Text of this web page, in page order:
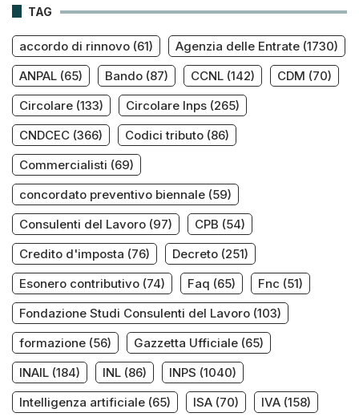
TAG
accordo di rinnovo (61) Agenzia delle Entrate (1730)
ANPAL (65) Bando (87) CCNL (142) CDM (70)
Circolare (133) Circolare Inps (265)
CNDCEC (366) Codici tributo (86)
Commercialisti (69)
concordato preventivo biennale (59)
Consulenti del Lavoro (97) CPB (54)
Credito d'imposta (76) Decreto (251)
Esonero contributivo (74) Faq (65) Fnc (51)
Fondazione Studi Consulenti del Lavoro (103)
formazione (56) Gazzetta Ufficiale (65)
INAIL (184) INL (86) INPS (1040)
Intelligenza artificiale (65) ISA (70) IVA (158)